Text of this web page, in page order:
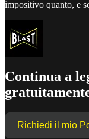
impositivo quanto, e
Continua a
Richiedi il mio